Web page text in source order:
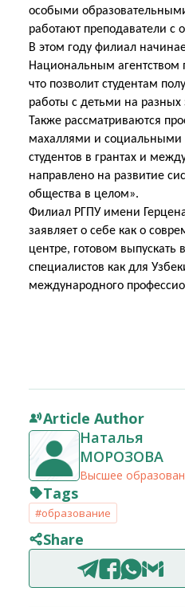
особыми
работают преподаватели с
В этом году филиал
Национальным агентством
что позволит студентам
работы с детьми на разных
Также рассматриваются
махаллями и социальными
студентов в грантах и
направлено на развитие
общества в целом».
Филиал РГПУ имени
заявляет о себе как о
центре, готовом выпускать
специалистов как для
международного
Article Author
Наталья
МОРОЗОВА
Высшее
Tags
#образование
Share